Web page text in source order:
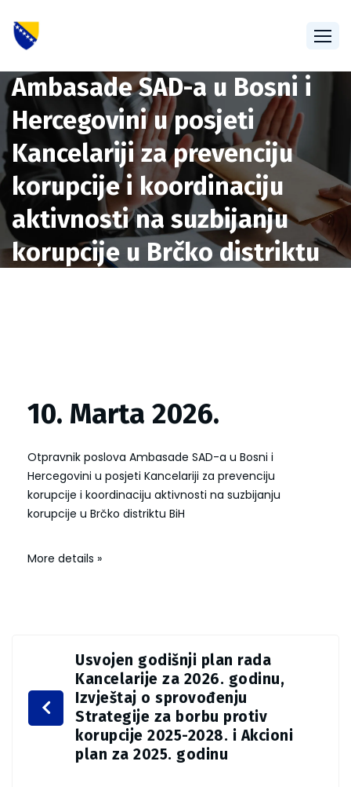
Otpravnik poslova
Ambasade SAD-a u Bosni i
Hercegovini u posjeti
Kancelariji za prevenciju
korupcije i koordinaciju
aktivnosti na suzbijanju
korupcije u Brčko distriktu
10. Marta 2026.
Otpravnik poslova Ambasade SAD-a u Bosni i
Hercegovini u posjeti Kancelariji za prevenciju
korupcije i koordinaciju aktivnosti na suzbijanju
korupcije u Brčko distriktu BiH
More details »
Usvojen godišnji plan rada
Kancelarije za 2026. godinu,
Izvještaj o sprovođenju
Strategije za borbu protiv
korupcije 2025-2028. i Akcioni
plan za 2025. godinu